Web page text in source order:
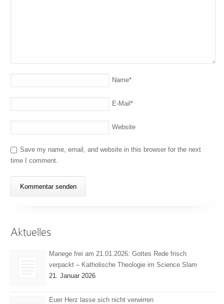
Name*
E-Mail*
Website
Save my name, email, and website in this browser for the next
time I comment.
Aktuelles
Manege frei am 21.01.2026: Gottes Rede frisch
verpackt – Katholische Theologie im Science Slam
21. Januar 2026
Euer Herz lasse sich nicht verwirren